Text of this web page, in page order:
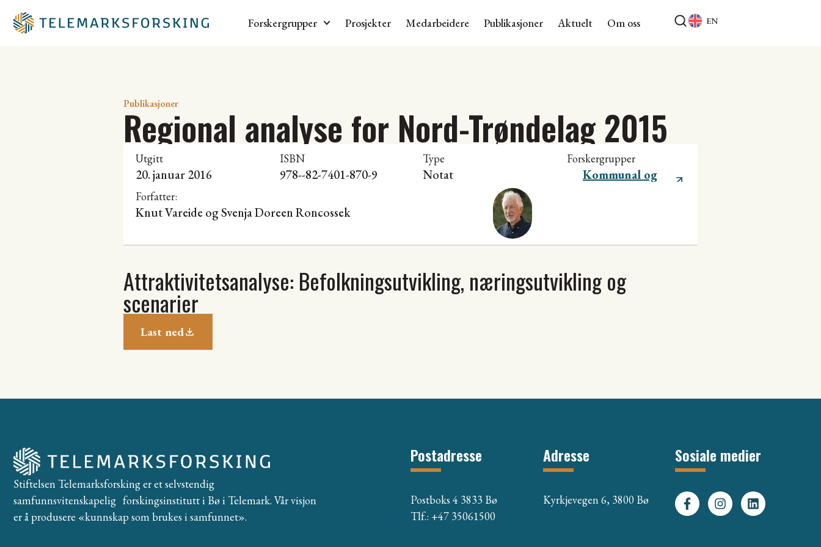
Forskergrupper Prosjekter Medarbeidere Publikasjoner Aktuelt Om oss EN
Publikasjoner
Regional analyse for Nord-Trøndelag 2015
Utgitt
20. januar 2016
ISBN
978--82-7401-870-9
Type
Notat
Forskergrupper
Kommunal og
regional utvikling
Forfatter:
Knut Vareideog Svenja Doreen Roncossek
Attraktivitetsanalyse: Befolkningsutvikling, næringsutvikling og
scenarier
Last ned
Stiftelsen Telemarksforsking er et selvstendig
samfunnsvitenskapelig forskingsinstitutt i Bø i Telemark. Vår visjon
er å produsere «kunnskap som brukes i samfunnet».
Postadresse
Postboks 4 3833 Bø
Tlf.: +47 35061500
Adresse
Kyrkjevegen 6, 3800 Bø
Sosiale medier